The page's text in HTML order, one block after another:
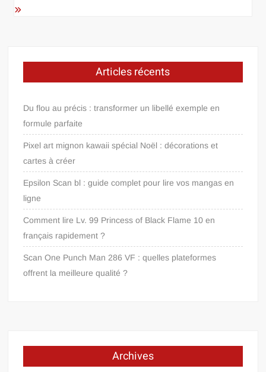
Articles récents
Du flou au précis : transformer un libellé exemple en
formule parfaite
Pixel art mignon kawaii spécial Noël : décorations et
cartes à créer
Epsilon Scan bl : guide complet pour lire vos mangas en
ligne
Comment lire Lv. 99 Princess of Black Flame 10 en
français rapidement ?
Scan One Punch Man 286 VF : quelles plateformes
offrent la meilleure qualité ?
Archives